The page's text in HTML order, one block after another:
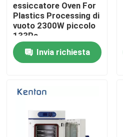
Casa
Prodotti
Chi siamo
Fatory Tour
essiccatore Oven For
Plastics Processing di
vuoto 2300W piccolo
133Pa
Invia richiesta